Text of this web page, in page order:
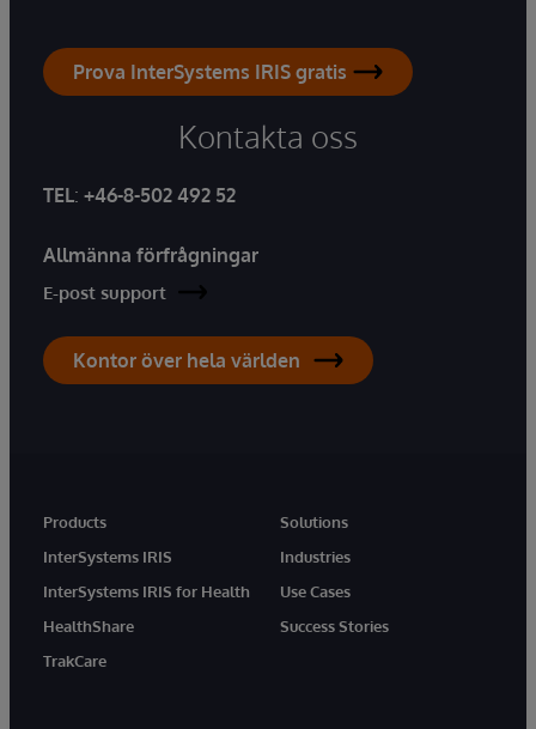
Prova InterSystems IRIS gratis
Kontakta oss
TEL: +46-8-502 492 52
Allmänna förfrågningar
E-post support
Kontor över hela världen
Products
InterSystems IRIS
InterSystems IRIS for Health
HealthShare
TrakCare
Solutions
Industries
Use Cases
Success Stories